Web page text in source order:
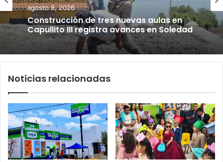
agosto 8, 2026
Construcción de tres nuevas aulas en
Capullito III registra avances en Soledad
Noticias relacionadas